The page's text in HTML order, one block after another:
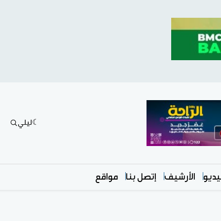
ليلي
الأرشيف إتصل بنا مواقع